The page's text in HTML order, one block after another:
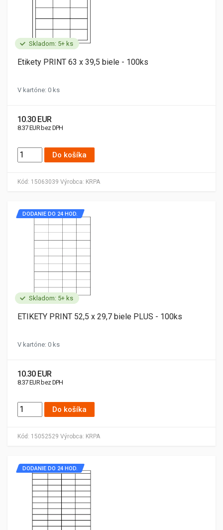
Skladom: 5+ ks
Kód: 15063039 Výrobca: KRPA
Etikety PRINT 63 x 39,5 biele - 100ks
V kartóne: 0 ks
10.30 EUR
8.37 EUR bez DPH
Do košíka
Skladom: 5+ ks
Kód: 15052529 Výrobca: KRPA
DODANIE DO 24 HOD.
ETIKETY PRINT 52,5 x 29,7 biele PLUS - 100ks
V kartóne: 0 ks
10.30 EUR
8.37 EUR bez DPH
Do košíka
DODANIE DO 24 HOD.